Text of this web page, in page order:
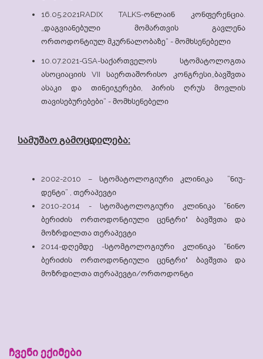
16.05.2021RADIX TALKS-ონლაინ კონფერენცია.
„დაგვიანებული მომართვის გავლენა
ორთოდონტიულ მკურნალობაზე“ - მომხსენებელი
10.07.2021-GSA-საქართველოს სტომატოლოგთა
ასოციაციის VII საერთაშორისო კონგრესი„ბავშვთა
ასაკი და თინეიჯერები, პირის ღრუს მოვლის
თავისებურებები“ - მომხსენებელი
სამუშაო გამოცდილება:
2002-2010 – სტომატოლოგიური კლინიკა “ნიუ-
დენტი” , თერაპევტი
2010-2014 - სტომატოლოგიური კლინიკა “ნინო
ბერიძის ორთოდონტიული ცენტრი" ბავშვთა და
მოზრდილთა თერაპევტი
2014-დღემდე -სტომტოლოგიური კლინიკა “ნინო
ბერიძის ორთოდონტიული ცენტრი" ბავშვთა და
მოზრდილთა თერაპევტი/ორთოდონტი
ჩვენი ექიმები